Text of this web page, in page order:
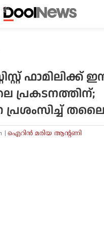
ഫാമിലിക്ക്
പ്രകടനത്തിന്;
ഐറിന്‍ മരിയ ആന്റണി